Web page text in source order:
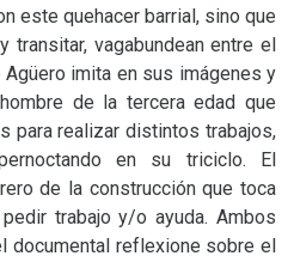
este quehacer barrial, sino que
transitar, vagabundean entre el
imita en sus imágenes y
de la tercera edad que
para realizar distintos trabajos,
en su triciclo. El
de la construcción que toca
trabajo y/o ayuda. Ambos
documental reflexione sobre el